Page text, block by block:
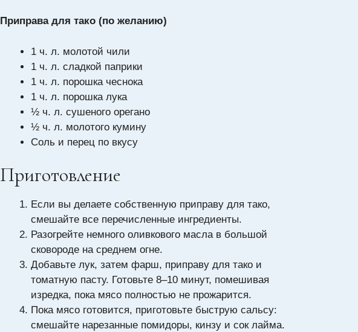
Приправа для тако (по желанию)
1 ч. л. молотой чили
1 ч. л. сладкой паприки
1 ч. л. порошка чеснока
1 ч. л. порошка лука
½ ч. л. сушеного орегано
½ ч. л. молотого кумину
Соль и перец по вкусу
Приготовление
Если вы делаете собственную приправу для тако,
смешайте все перечисленные ингредиенты.
Разогрейте немного оливкового масла в большой
сковороде на среднем огне.
Добавьте лук, затем фарш, приправу для тако и
томатную пасту. Готовьте 8–10 минут, помешивая
изредка, пока мясо полностью не прожарится.
Пока мясо готовится, приготовьте быструю сальсу:
смешайте нарезанные помидоры, кинзу и сок лайма.